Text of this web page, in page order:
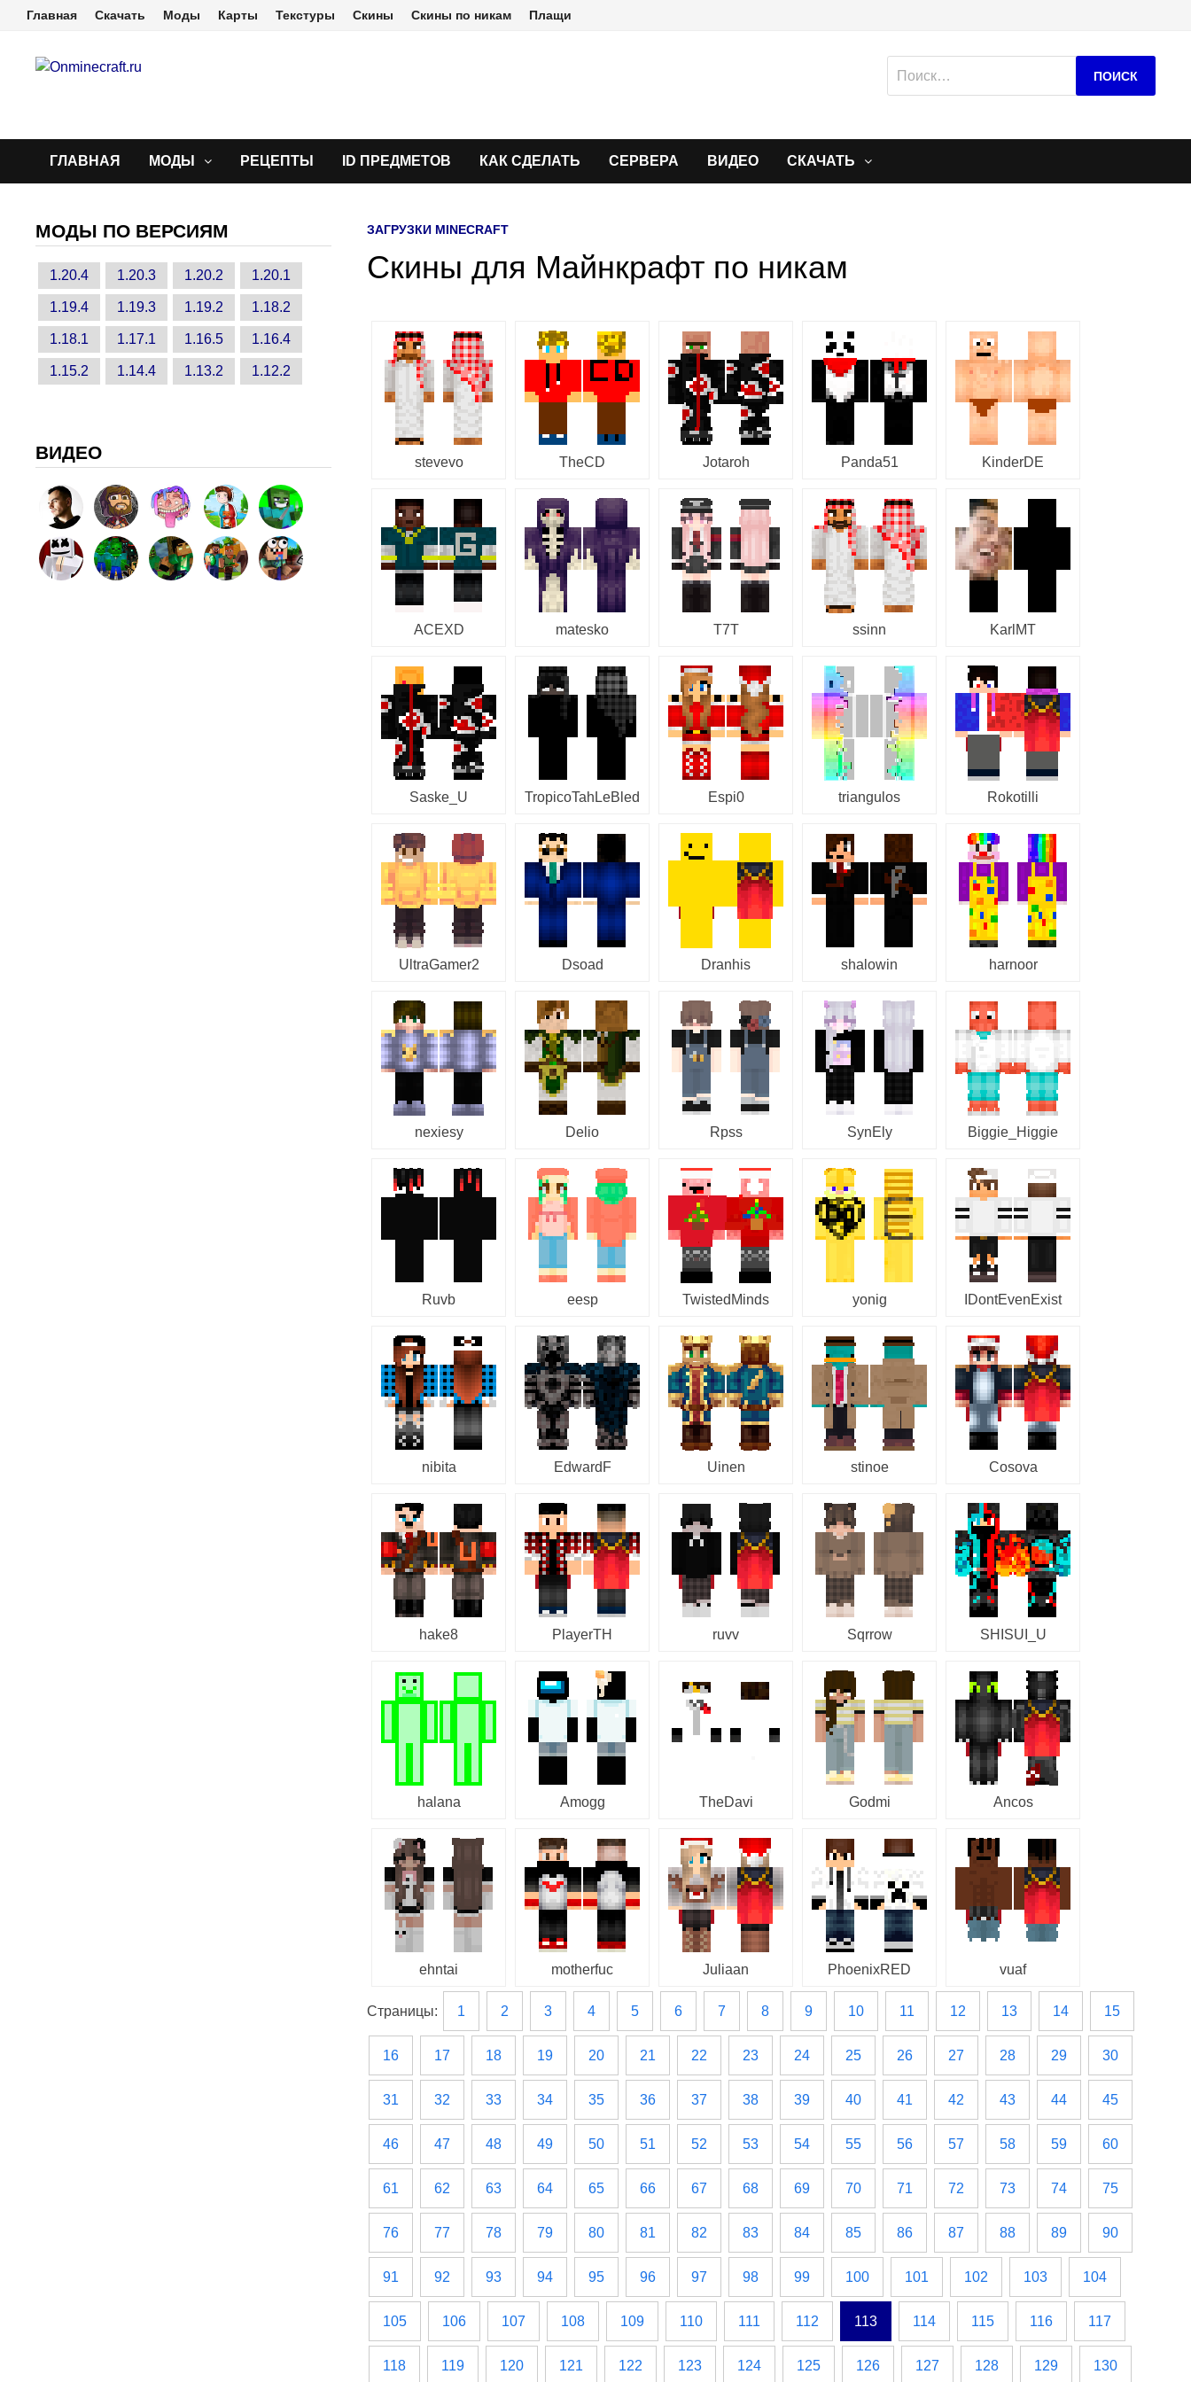
ПерейтиГлавная Скачать Моды Карты Текстуры Скины Скины по никам Плащи
ГЛАВНАЯ МОДЫ РЕЦЕПТЫ ID ПРЕДМЕТОВ КАК СДЕЛАТЬ СЕРВЕРА ВИДЕО СКАЧАТЬ
ЗАГРУЗКИ MINECRAFT
Скины для Майнкрафт по никам
stevevo TheCD Jotaroh Panda51 KinderDE
ACEXD matesko T7T ssinn KarlMT
Saske_U TropicoTahLeBled Espi0 triangulos Rokotilli
UltraGamer2 Dsoad Dranhis shalowin harnoor
nexiesy Delio Rpss SynEly Biggie_Higgie
Ruvb eesp TwistedMinds yonig IDontEvenExist
nibita EdwardF Uinen stinoe Cosova
hake8 PlayerTH ruvv Sqrrow SHISUI_U
halana Amogg TheDavi Godmi Ancos
ehntai motherfuc Juliaan PhoenixRED vuaf
Страницы: 1 2 3 4 5 6 7 8 9 10 11 12 13 14 15
16 17 18 19 20 21 22 23 24 25 26 27 28 29 30
31 32 33 34 35 36 37 38 39 40 41 42 43 44 45
46 47 48 49 50 51 52 53 54 55 56 57 58 59 60
61 62 63 64 65 66 67 68 69 70 71 72 73 74 75
76 77 78 79 80 81 82 83 84 85 86 87 88 89 90
91 92 93 94 95 96 97 98 99 100 101 102 103 104
105 106 107 108 109 110 111 112 113 114 115 116 117
118 119 120 121 122 123 124 125 126 127 128 129 130
МОДЫ ПО ВЕРСИЯМ
1.20.4 1.20.3 1.20.2 1.20.1
1.19.4 1.19.3 1.19.2 1.18.2
1.18.1 1.17.1 1.16.5 1.16.4
1.15.2 1.14.4 1.13.2 1.12.2
ВИДЕО